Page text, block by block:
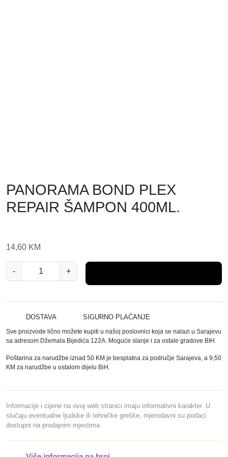
PANORAMA BOND PLEX
REPAIR ŠAMPON 400ML.
14,60 KM
-
A
O
A
M
B
N
D
P
L
E
+
DOSTAVA SIGURNO PLAĆANJE
Sve proizvode lično možete kupiti u našoj poslovnici koja se nalazi u Sarajevu
sa adresom Džemala Bijedića 122A. Moguće slanje i za ostale gradove BIH.
Poštarina za narudžbe iznad 50 KM je besplatna za područje Sarajeva, a 9,50
KM za narudžbe u ostalom dijelu BiH.
Informacije i cijene na ovoj web stranici imaju informativni karakter. U
slučaju eventualne ljudske ili tehničke greške, mjerodavni su podaci
dostupni na prodajnim mjestima